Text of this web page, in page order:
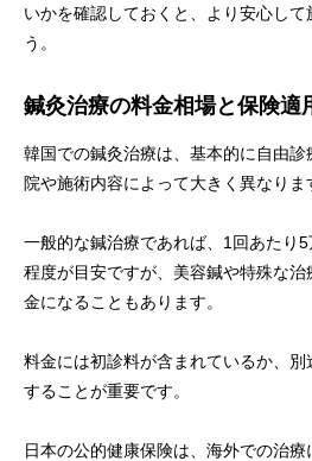
いかを確認しておくと、より安心して
う。
鍼灸治療の料金相場と保険適
韓国での鍼灸治療は、基本的に自由
院や施術内容によって大きく異なりま
一般的な鍼治療であれば、1回あたり
程度が目安ですが、美容鍼や特殊な
金になることもあります。
料金には初診料が含まれているか、
することが重要です。
日本の公的健康保険は、海外での治